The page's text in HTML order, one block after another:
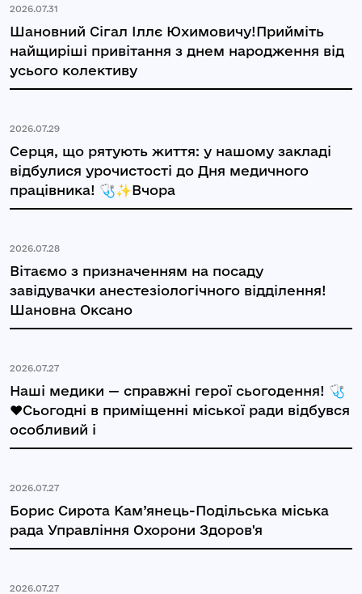
2026.07.31
Шановний Сігал Іллє Юхимовичу!Прийміть
найщиріші привітання з днем народження від
усього колективу
2026.07.29
Серця, що рятують життя: у нашому закладі
відбулися урочистості до Дня медичного
працівника! 🩺✨Вчора
2026.07.28
Вітаємо з призначенням на посаду
завідувачки анестезіологічного відділення!
Шановна Оксано
2026.07.27
Наші медики — справжні герої сьогодення! 🩺
❤️Сьогодні в приміщенні міської ради відбувся
особливий і
2026.07.27
Борис Сирота Кам’янець-Подільська міська
рада Управління Охорони Здоров'я
2026.07.27